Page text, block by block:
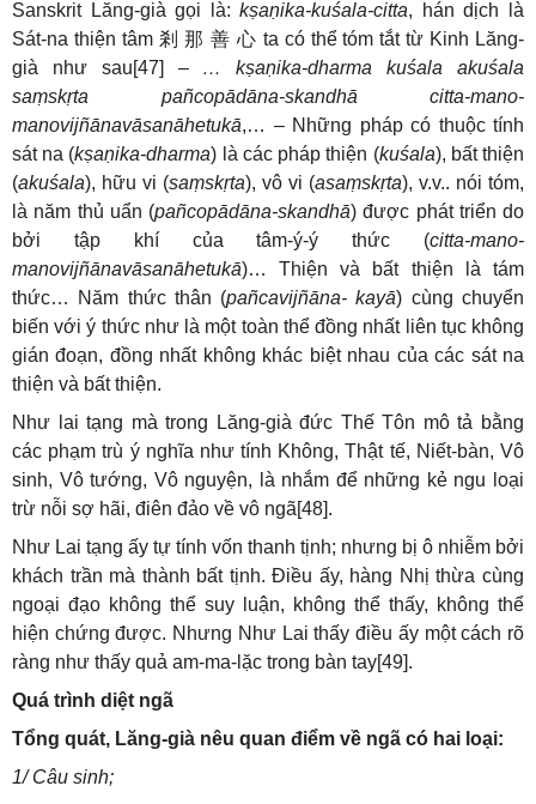
Sanskrit Lăng-già gọi là:kṣaṇika-kuśala-citta, hán dịch là
Sát-na thiện tâm 剎 那 善 心 ta có thể tóm tắt từ Kinh Lăng-
già như sau[47] – … kṣaṇika-dharma kuśala akuśala
saṃskṛta pañcopādāna-skandhā citta-mano-
manovijñānavāsanāhetukā,… – Những pháp có thuộc tính
sát na (kṣaṇika-dharma) là các pháp thiện (kuśala), bất thiện
(akuśala), hữu vi (saṃskṛta), vô vi (asaṃskṛta), v.v.. nói tóm,
là năm thủ uẩn (pañcopādāna-skandhā) được phát triển do
bởi tập khí của tâm-ý-ý thức (citta-mano-
manovijñānavāsanāhetukā)… Thiện và bất thiện là tám
thức… Năm thức thân (pañcavijñāna- kayā) cùng chuyển
biến với ý thức như là một toàn thể đồng nhất liên tục không
gián đoạn, đồng nhất không khác biệt nhau của các sát na
thiện và bất thiện.
Như lai tạng mà trong Lăng-già đức Thế Tôn mô tả bằng
các phạm trù ý nghĩa như tính Không, Thật tế, Niết-bàn, Vô
sinh, Vô tướng, Vô nguyện, là nhắm để những kẻ ngu loại
trừ nỗi sợ hãi, điên đảo về vô ngã[48].
Như Lai tạng ấy tự tính vốn thanh tịnh; nhưng bị ô nhiễm bởi
khách trần mà thành bất tịnh. Điều ấy, hàng Nhị thừa cùng
ngoại đạo không thể suy luận, không thể thấy, không thể
hiện chứng được. Nhưng Như Lai thấy điều ấy một cách rõ
ràng như thấy quả am-ma-lặc trong bàn tay[49].
Quá trình diệt ngã
Tổng quát, Lăng-già nêu quan điểm về ngã có hai loại:
1/ Câu sinh;